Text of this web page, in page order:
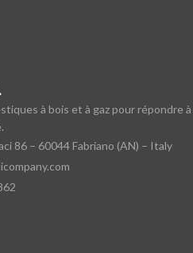
à bois et à gaz pour répondre
86 – 60044 Fabriano (AN) – Italy